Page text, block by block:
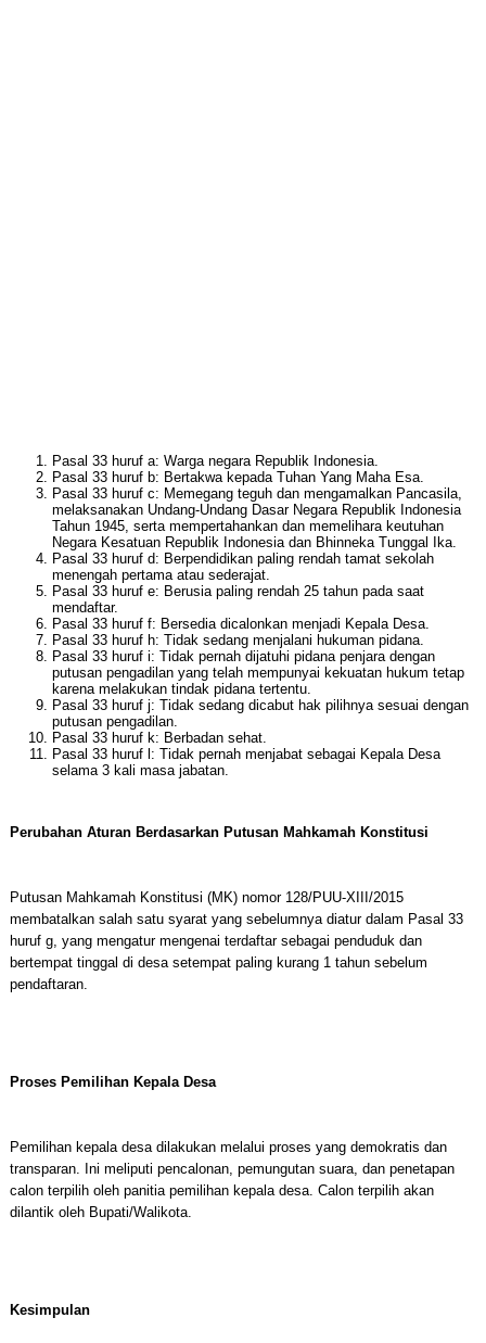
Pasal 33 huruf a: Warga negara Republik Indonesia.
Pasal 33 huruf b: Bertakwa kepada Tuhan Yang Maha Esa.
Pasal 33 huruf c: Memegang teguh dan mengamalkan Pancasila,
melaksanakan Undang-Undang Dasar Negara Republik Indonesia
Tahun 1945, serta mempertahankan dan memelihara keutuhan
Negara Kesatuan Republik Indonesia dan Bhinneka Tunggal Ika.
Pasal 33 huruf d: Berpendidikan paling rendah tamat sekolah
menengah pertama atau sederajat.
Pasal 33 huruf e: Berusia paling rendah 25 tahun pada saat
mendaftar.
Pasal 33 huruf f: Bersedia dicalonkan menjadi Kepala Desa.
Pasal 33 huruf h: Tidak sedang menjalani hukuman pidana.
Pasal 33 huruf i: Tidak pernah dijatuhi pidana penjara dengan
putusan pengadilan yang telah mempunyai kekuatan hukum tetap
karena melakukan tindak pidana tertentu.
Pasal 33 huruf j: Tidak sedang dicabut hak pilihnya sesuai dengan
putusan pengadilan.
Pasal 33 huruf k: Berbadan sehat.
Pasal 33 huruf l: Tidak pernah menjabat sebagai Kepala Desa
selama 3 kali masa jabatan.
Perubahan Aturan Berdasarkan Putusan Mahkamah Konstitusi
Putusan Mahkamah Konstitusi (MK) nomor 128/PUU-XIII/2015
membatalkan salah satu syarat yang sebelumnya diatur dalam Pasal 33
huruf g, yang mengatur mengenai terdaftar sebagai penduduk dan
bertempat tinggal di desa setempat paling kurang 1 tahun sebelum
pendaftaran.
Proses Pemilihan Kepala Desa
Pemilihan kepala desa dilakukan melalui proses yang demokratis dan
transparan. Ini meliputi pencalonan, pemungutan suara, dan penetapan
calon terpilih oleh panitia pemilihan kepala desa. Calon terpilih akan
dilantik oleh Bupati/Walikota.
Kesimpulan